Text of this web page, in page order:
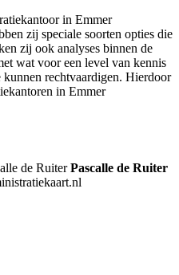
in Emmer
zij speciale soorten opties die
zij ook analyses binnen de
wat voor een level van kennis
rechtvaardigen. Hierdoor
in Emmer
Pascalle de Ruiter